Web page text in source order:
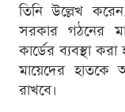
তিনি উল্লেখ
সরকার গঠনের
কার্ডের ব্যবস্থা
মায়েদের হাতকে
রাখবে।